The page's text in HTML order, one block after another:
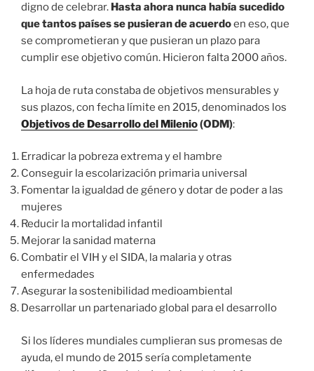
digno de celebrar. Hasta ahora nunca había sucedido
que tantos países se pusieran de acuerdoen eso, que
se comprometieran y que pusieran un plazo para
cumplir ese objetivo común. Hicieron falta 2000 años.
La hoja de ruta constaba de objetivos mensurables y
sus plazos, con fecha límite en 2015, denominados los
Objetivos de Desarrollo del Milenio(ODM):
Erradicar la pobreza extrema y el hambre
Conseguir la escolarización primaria universal
Fomentar la igualdad de género y dotar de poder a las
mujeres
Reducir la mortalidad infantil
Mejorar la sanidad materna
Combatir el VIH y el SIDA, la malaria y otras
enfermedades
Asegurar la sostenibilidad medioambiental
Desarrollar un partenariado global para el desarrollo
Si los líderes mundiales cumplieran sus promesas de
ayuda, el mundo de 2015 sería completamente